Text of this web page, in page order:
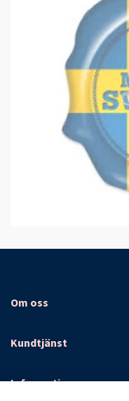
Om oss
Kundtjänst
Information